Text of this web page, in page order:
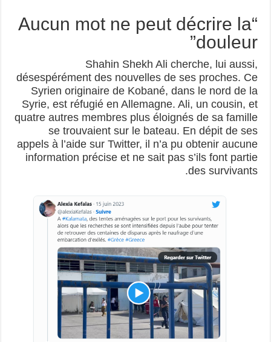
“Aucun mot ne peut décrire la
douleur”
Shahin Shekh Ali cherche, lui aussi,
désespérément des nouvelles de ses proches. Ce
Syrien originaire de Kobané, dans le nord de la
Syrie, est réfugié en Allemagne. Ali, un cousin, et
quatre autres membres plus éloignés de sa famille
se trouvaient sur le bateau. En dépit de ses
appels à l’aide sur Twitter, il n’a pu obtenir aucune
information précise et ne sait pas s’ils font partie
des survivants.